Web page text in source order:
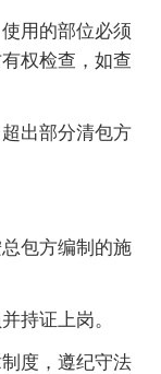
用的部位必须
权检查，如查
出部分清包方
包方编制的施
持证上岗。
度，遵纪守法